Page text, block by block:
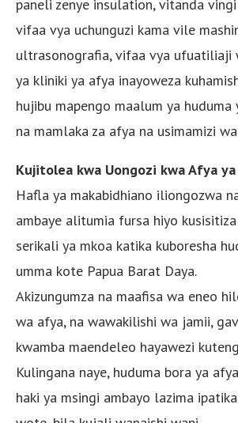
paneli zenye insulation, vitanda
vifaa vya uchunguzi kama vile
ultrasonografia, vifaa vya ufuatiliaji
ya kliniki ya afya inayoweza
hujibu mapengo maalum ya
na mamlaka za afya na usimamizi
Kujitolea kwa Uongozi kwa Afya ya
Hafla ya makabidhiano iliongozwa
ambaye alitumia fursa hiyo
serikali ya mkoa katika kuboresha
umma kote Papua Barat Daya.
Akizungumza na maafisa wa eneo
wa afya, na wawakilishi wa jamii,
kwamba maendeleo hayawezi
Kulingana naye, huduma bora ya
haki ya msingi ambayo lazima